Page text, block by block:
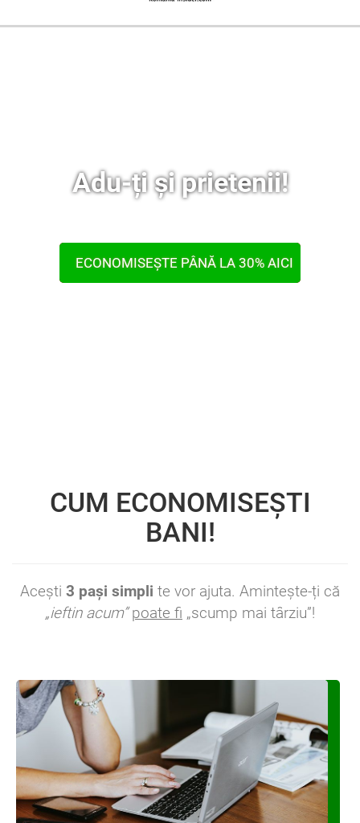
Adu-ți și prietenii!
ECONOMISEȘTE PÂNĂ LA 30% AICI
CUM ECONOMISEȘTI
BANI!
Acești 3 pași simpli te vor ajuta. Aminteşte-ți că
„ieftin acum” poate fi „scump mai târziu”!